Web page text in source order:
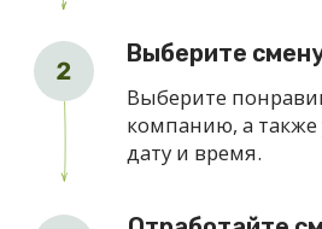
платформу ОВорк.
Статус самозанятого
Наши партнеры